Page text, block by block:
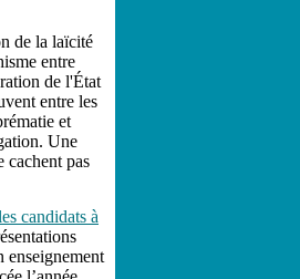
de la laïcité
entre
de l'État
entre les
et
Une
cachent pas
candidats à
enseignement